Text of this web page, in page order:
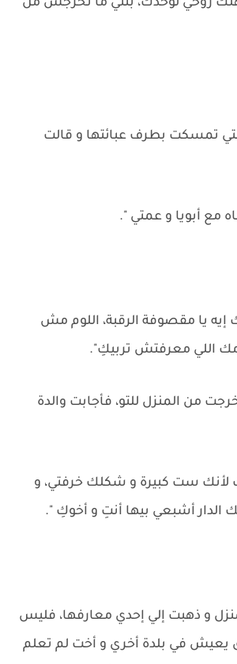
روحي لوحدك، بنتي ما تخرجش من
تمسكت بطرف عبائتها و قالت
مع أبويا و عمتي ".
يا مقصوفة الرقبة، اللوم مش
اللي معرفتش تربيكِ".
من المنزل للتو، فأجابت والدة
لأنك ست كبيرة و شكلك خرفتي، و
الدار أشبعي بيها أنتِ و أخوكِ ".
و ذهبت إلي إحدي معارفها، فليس
في بلدة أخري و أخت لم تعلم